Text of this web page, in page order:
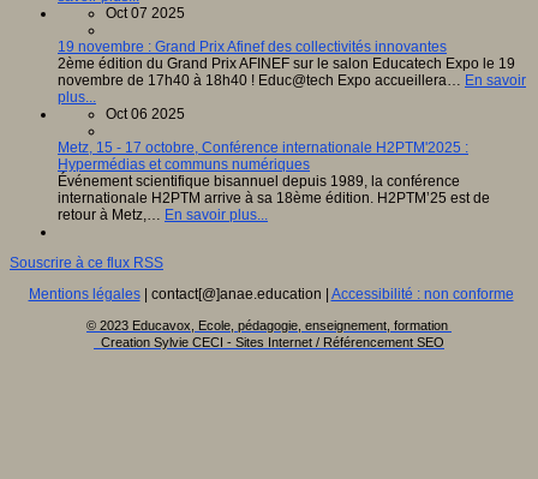
Oct 07 2025
19 novembre : Grand Prix Afinef des collectivités innovantes
2ème édition du Grand Prix AFINEF sur le salon Educatech Expo le 19
novembre de 17h40 à 18h40 ! Educ@tech Expo accueillera… En savoir
plus...
Oct 06 2025
Metz, 15 - 17 octobre, Conférence internationale H2PTM'2025 :
Hypermédias et communs numériques
Événement scientifique bisannuel depuis 1989, la conférence
internationale H2PTM arrive à sa 18ème édition. H2PTM’25 est de
retour à Metz,… En savoir plus...
Souscrire à ce flux RSS
Mentions légales| contact[@]anae.education | Accessibilité : non conforme
© 2023 Educavox, Ecole, pédagogie, enseignement, formation
Creation Sylvie CECI - Sites Internet / Référencement SEO